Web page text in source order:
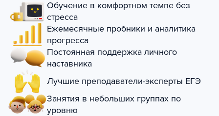
Обучение в комфортном темпе без
стресса
Ежемесячные пробники и аналитика
прогресса
Постоянная поддержка личного
наставника
Лучшие преподаватели-эксперты ЕГЭ
Занятия в небольших группах по
уровню